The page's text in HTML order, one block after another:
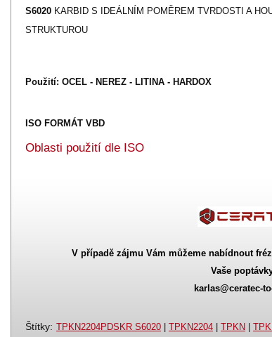
S6020 KARBID S IDEÁLNÍM POMĚREM TVRDOSTI A
STRUKTUROU
Použití: OCEL - NEREZ - LITINA - HARDOX
ISO FORMÁT VBD
Oblasti použití dle ISO
V případě zájmu Vám můžeme nabídnout
Vaše
karlas@ceratec-
Štítky: TPKN2204PDSKR S6020 | TPKN2204 | TPKN |